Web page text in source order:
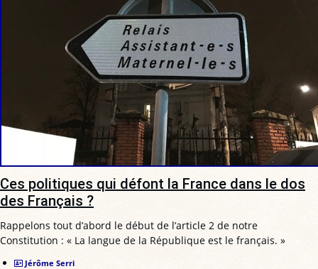
Ces politiques qui défont la France dans le dos
des Français ?
Rappelons tout d’abord le début de l’article 2 de notre
Constitution : « La langue de la République est le français. »
Jérôme Serri